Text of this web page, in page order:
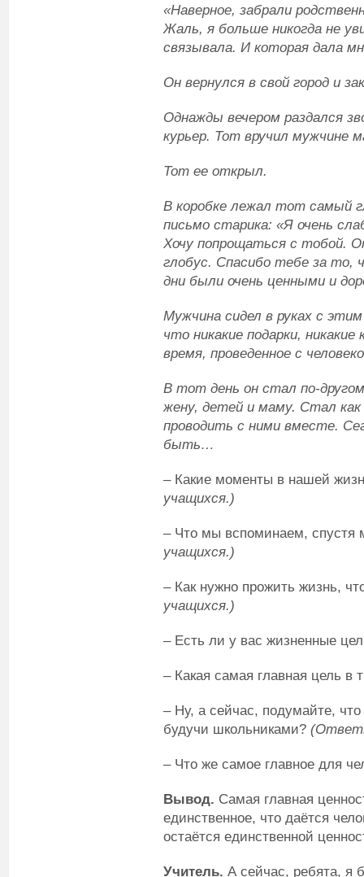
«Наверное, забрали
Жаль, я больше никогда не
связывала. И которая дала
Он вернулся в свой город и
Однажды вечером раздался
курьер. Тот вручил мужчине
Тот ее открыл.
В коробке лежал тот самый
письмо старика: «Я очень
Хочу попрощаться с тобой.
глобус. Спасибо тебе за то,
дни были очень ценными и
Мужчина сидел в руках с
что никакие подарки,
время, проведенное с
В тот день он стал по-
жену, детей и маму. Стал
проводить с ними вместе.
быть…
– Какие моменты в нашей
учащихся.)
– Что мы вспоминаем, спустя
учащихся.)
– Как нужно прожить жизнь,
учащихся.)
– Есть ли у вас жизненные
– Какая самая главная цель в
– Ну, а сейчас, подумайте,
будучи школьниками?
– Что же самое главное для
Вывод. Самая главная
единственное, что даётся
остаётся единственной
Учитель. А сейчас, ребята, я